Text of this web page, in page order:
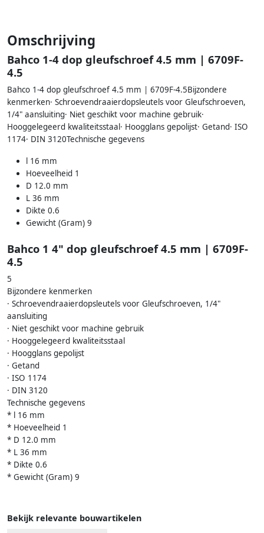
Omschrijving
Bahco 1-4 dop gleufschroef 4.5 mm | 6709F-
4.5
Bahco 1-4 dop gleufschroef 4.5 mm | 6709F-4.5Bijzondere
kenmerken· Schroevendraaierdopsleutels voor Gleufschroeven,
1/4" aansluiting· Niet geschikt voor machine gebruik·
Hooggelegeerd kwaliteitsstaal· Hoogglans gepolijst· Getand· ISO
1174· DIN 3120Technische gegevens
l 16 mm
Hoeveelheid 1
D 12.0 mm
L 36 mm
Dikte 0.6
Gewicht (Gram) 9
Bahco 1 4" dop gleufschroef 4.5 mm | 6709F-
4.5
5
Bijzondere kenmerken
· Schroevendraaierdopsleutels voor Gleufschroeven, 1/4"
aansluiting
· Niet geschikt voor machine gebruik
· Hooggelegeerd kwaliteitsstaal
· Hoogglans gepolijst
· Getand
· ISO 1174
· DIN 3120
Technische gegevens
* l 16 mm
* Hoeveelheid 1
* D 12.0 mm
* L 36 mm
* Dikte 0.6
* Gewicht (Gram) 9
Bekijk relevante bouwartikelen